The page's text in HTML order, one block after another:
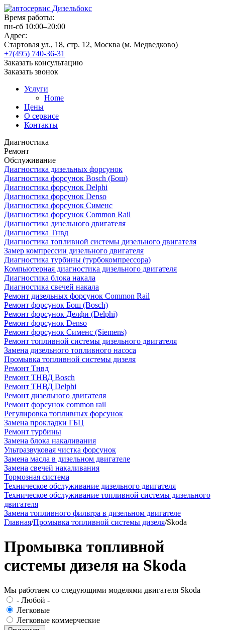
Время работы:
пн-сб 10:00–20:00
Адрес:
Стартовая ул., 18, стр. 12, Москва (м. Медведково)
+7(495) 740-36-31
Заказать консультацию
Заказать звонок
Услуги
Home
Цены
О сервисе
Контакты
Диагностика
Ремонт
Обслуживание
Диагностика дизельных форсунок
Диагностика форсунок Bosch (Бош)
Диагностика форсунок Delphi
Диагностика форсунок Denso
Диагностика форсунок Сименс
Диагностика форсунок Common Rail
Диагностика дизельного двигателя
Диагностика Тнвд
Диагностика топливной системы дизельного двигателя
Замер компрессии дизельного двигателя
Диагностика турбины (турбокомпрессора)
Компьютерная диагностика дизельного двигателя
Диагностика блока накала
Диагностика свечей накала
Ремонт дизельных форсунок Common Rail
Ремонт форсунок Бош (Bosch)
Ремонт форсунок Делфи (Delphi)
Ремонт форсунок Denso
Ремонт форсунок Сименс (Siemens)
Ремонт топливной системы дизельного двигателя
Замена дизельного топливного насоса
Промывка топливной системы дизеля
Ремонт Тнвд
Ремонт ТНВД Bosch
Ремонт ТНВД Delphi
Ремонт дизельного двигателя
Ремонт форсунок common rail
Регулировка топливных форсунок
Замена прокладки ГБЦ
Ремонт турбины
Замена блока накаливания
Ультразвуковая чистка форсунок
Замена масла в дизельном двигателе
Замена свечей накаливания
Тормозная система
Техническое обслуживание дизельного двигателя
Техническое обслуживание топливной системы дизельного
двигателя
Замена топливного фильтра в дизельном двигателе
Главная/Промывка топливной системы дизеля/Skoda
Промывка топливной
системы дизеля на Skoda
Мы работаем со следующими моделями двигателя Skoda
- Любой -
Легковые
Легковые коммерческие